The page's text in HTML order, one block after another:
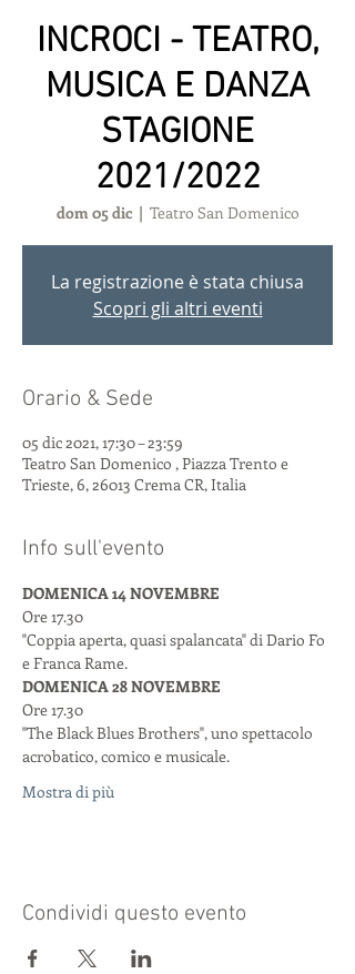
INCROCI - TEATRO,
MUSICA E DANZA
STAGIONE
2021/2022
dom 05 dic
  |
Teatro San Domenico
La registrazione è stata chiusa
Scopri gli altri eventi
Orario & Sede
05 dic 2021, 17:30 – 23:59
Teatro San Domenico , Piazza Trento e
Trieste, 6, 26013 Crema CR, Italia
Info sull'evento
DOMENICA 14 NOVEMBRE
Ore 17.30
"Coppia aperta, quasi spalancata" di Dario Fo
e Franca Rame.
DOMENICA 28 NOVEMBRE
Ore 17.30
"The Black Blues Brothers", uno spettacolo
acrobatico, comico e musicale.
Mostra di più
Condividi questo evento